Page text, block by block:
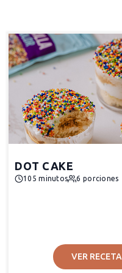
DOT CAKE
105 minutos 6 porciones
VER RECETA